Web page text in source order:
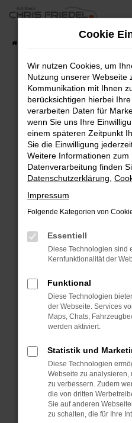
Zum
springen
Fehler:
Beim Laden ist ein
Hier sind ein paar Tipps,
Überprüfe deine
Internetverbindung.
Laden andere
Suchmaschine?
Prüfe deine
können das Laden
verhindern.
anderen Browser
Starte dein Gerät
Das kann manchmal
Probleme zu beheben.
Betriebssystem auf
sind.
Veraltete Software
Sicherheitsrisiko,
führen, dass
unterstützt werden.
Cookie
Wir nutzen Cookies, um
Nutzung unserer Webseite
Kommunikation mit Ihnen
berücksichtigen hierbei
verarbeiten Daten für
wenn Sie uns Ihre
einem späteren Zeitpunkt
Sie die Einwilligung
Weitere Informationen zum
Datenverarbeitung finden
Datenschutzerklärung
Impressum
Folgende Kategorien von
Essentiell
Diese Technologien sind
Kernfunktionalität der
Funktional
Diese Technologien
der Webseite. Services
Maps, Chats,
werden aktiviert.
Statistik und
Diese Technologien
Webseite zu analysieren,
zu verbessern. Zudem
die von dritten
Sie auf anderen
zu schalten, die für Ihre